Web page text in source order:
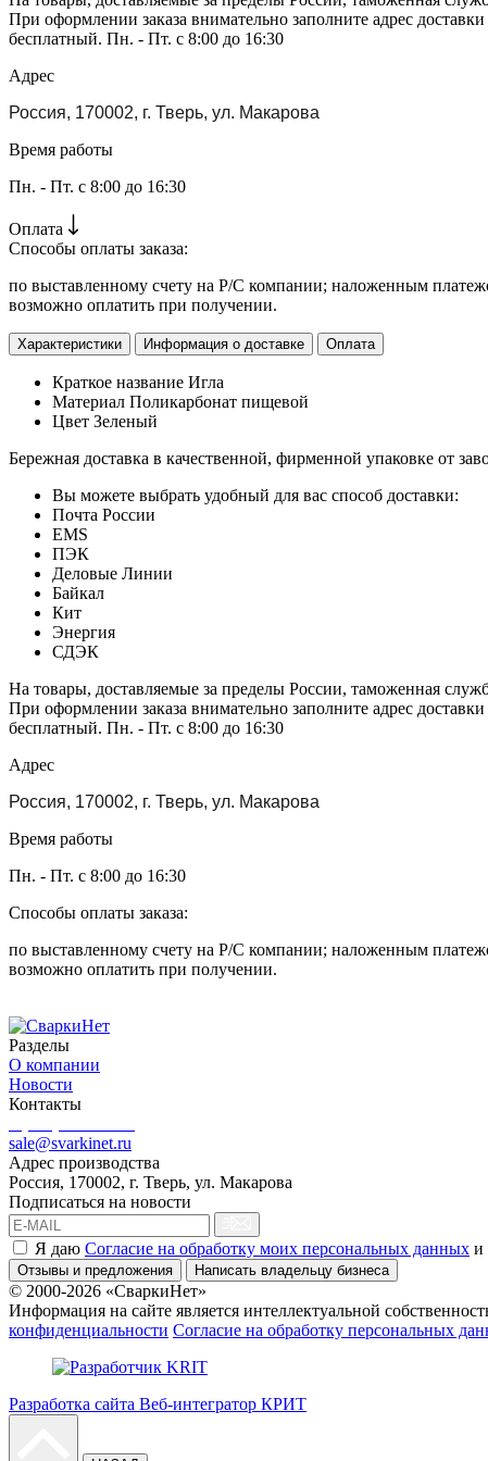
При оформлении заказа внимательно заполните адрес
бесплатный. Пн. - Пт. с 8:00 до 16:30
Адрес
Россия, 170002, г. Тверь, ул. Макарова
Время работы
Пн. - Пт. с 8:00 до 16:30
Оплата
Способы оплаты заказа:
по выставленному счету на Р/С компании; наложенным
возможно оплатить при получении.
Характеристики Информация о доставке Оплата
Краткое название Игла
Материал Поликарбонат пищевой
Цвет Зеленый
Бережная доставка в качественной, фирменной упаковке от
Вы можете выбрать удобный для вас способ доставки:
Почта России
EMS
ПЭК
Деловые Линии
Байкал
Кит
Энергия
СДЭК
На товары, доставляемые за пределы России, таможенная
При оформлении заказа внимательно заполните адрес
бесплатный. Пн. - Пт. с 8:00 до 16:30
Адрес
Россия, 170002, г. Тверь, ул. Макарова
Время работы
Пн. - Пт. с 8:00 до 16:30
Способы оплаты заказа:
по выставленному счету на Р/С компании; наложенным
возможно оплатить при получении.
Разделы
О компании
Новости
Контакты
sale@svarkinet.ru
Адрес производства
Россия, 170002, г. Тверь, ул. Макарова
Подписаться на новости
Я даю Согласие на обработку моих персональных данных и
Отзывы и предложения Написать владельцу бизнеса
© 2000-2026 «СваркиНет»
Информация на сайте является интеллектуальной
конфиденциальности Согласие на обработку персональных
Разработка сайта Веб-интегратор КРИТ